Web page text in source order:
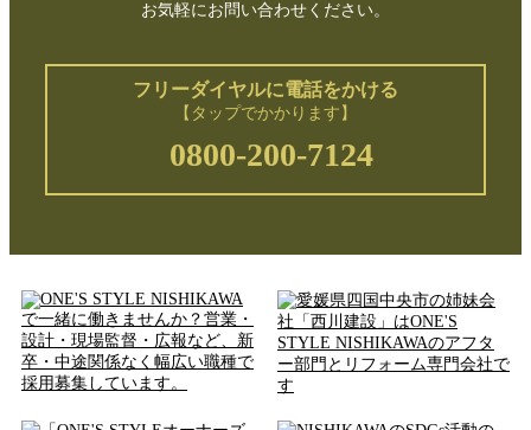
お気軽にお問い合わせください。
フリーダイヤルに電話をかける
【タップでかかります】
0800-200-7124